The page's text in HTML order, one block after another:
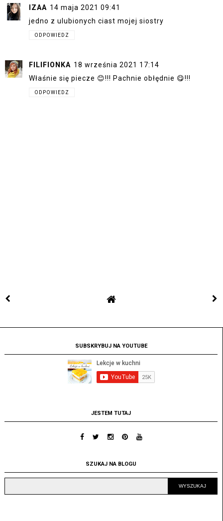
IZAA 14 maja 2021 09:41
jedno z ulubionych ciast mojej siostry
ODPOWIEDZ
FILIFIONKA 18 września 2021 17:14
Właśnie się piecze 😊!!! Pachnie obłędnie 😋!!!
ODPOWIEDZ
SUBSKRYBUJ NA YOUTUBE
JESTEM TUTAJ
SZUKAJ NA BLOGU